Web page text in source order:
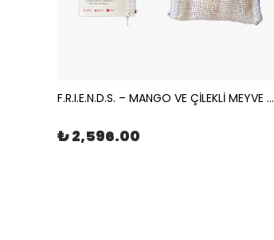
F.R.I.E.N.D.S. – MANGO VE ÇİLEKLİ MEYVE ÇAYI MÜSLİN ÇAY POŞETİ 100x2gr | The Boba Co.
₺ 2,596.00